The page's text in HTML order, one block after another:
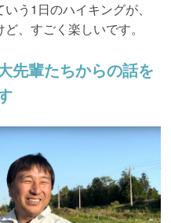
う1日のハイキングが、
、すごく楽しいです。
先輩たちからの話を